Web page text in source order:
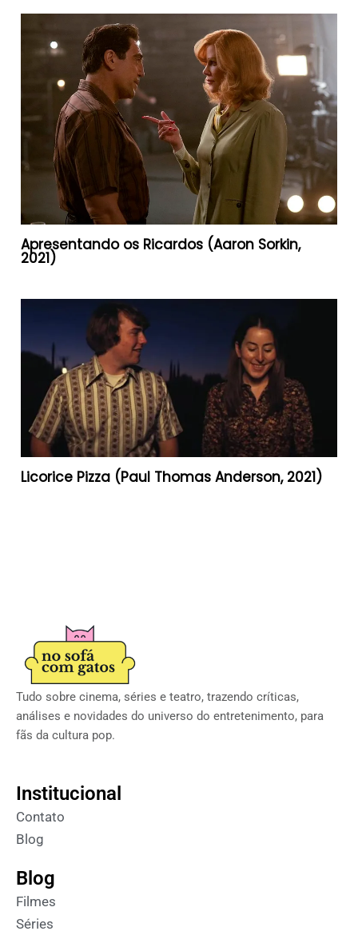
Apresentando os Ricardos (Aaron Sorkin,
2021)
Licorice Pizza (Paul Thomas Anderson, 2021)
Tudo sobre cinema, séries e teatro, trazendo críticas,
análises e novidades do universo do entretenimento, para
fãs da cultura pop.
Institucional
Contato
Blog
Blog
Filmes
Séries